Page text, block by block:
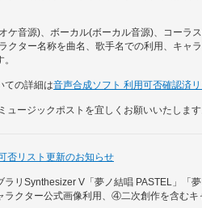
ケ音源)、ボーカル(ボーカル音源)、コーラ
クター名称を曲名、歌手名での利用、キャ
ての詳細は音声合成ソフト 利用可否確認済リ
ュージックポストを宜しくお願いいたします
否リスト更新のお知らせ
ラリSynthesizer V「夢ノ結唱 PASTEL」
クター公式画像利用、④二次創作を含むキ